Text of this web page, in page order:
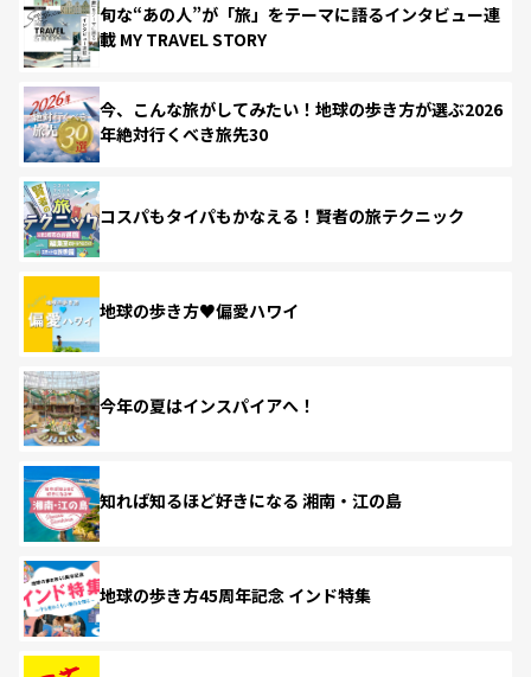
旬な“あの人”が「旅」をテーマに語るインタビュー連
載 MY TRAVEL STORY
今、こんな旅がしてみたい！地球の歩き方が選ぶ2026
年絶対行くべき旅先30
コスパもタイパもかなえる！賢者の旅テクニック
地球の歩き方♥偏愛ハワイ
今年の夏はインスパイアへ！
知れば知るほど好きになる 湘南・江の島
地球の歩き方45周年記念 インド特集